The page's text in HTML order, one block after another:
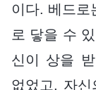
이다. 베드로
로 닿을 수
신이 상을
없었고, 자